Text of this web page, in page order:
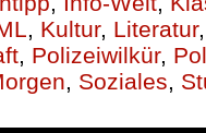
, Kultur, Literatur
, Polizeiwilkür,
, Soziales,